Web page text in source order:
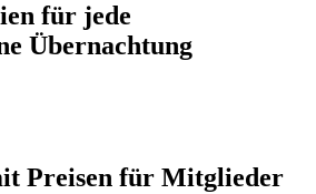
für jede
Übernachtung
Preisen für Mitglieder